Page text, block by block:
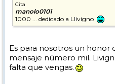
Cita
manolo0101
1000 ... dedicado a Llivigno
Es para nosotros un honor
mensaje número mil.
falta que vengas.